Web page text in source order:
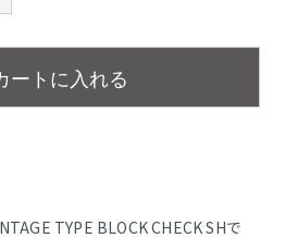
ートに入れる
TYPE BLOCK CHECK SHで